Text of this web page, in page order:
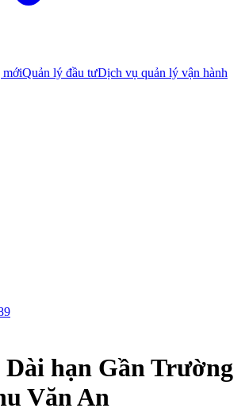
mớiQuản lý đầu tưDịch vụ quản lý vận hành
Dài hạn Gần Trường
Văn An